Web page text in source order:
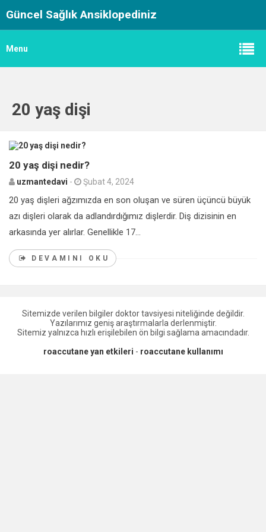
Güncel Sağlık Ansiklopediniz
Menu
20 yaş dişi
20 yaş dişi nedir?
uzmantedavi - Şubat 4, 2024
20 yaş dişleri ağzımızda en son oluşan ve süren üçüncü büyük
azı dişleri olarak da adlandırdığımız dişlerdir. Diş dizisinin en
arkasında yer alırlar. Genellikle 17...
DEVAMINI OKU
Sitemizde verilen bilgiler doktor tavsiyesi niteliğinde değildir.
Yazılarımız geniş araştırmalarla derlenmiştir.
Sitemiz yalnızca hızlı erişilebilen ön bilgi sağlama amacındadır.
roaccutane yan etkileri - roaccutane kullanımı